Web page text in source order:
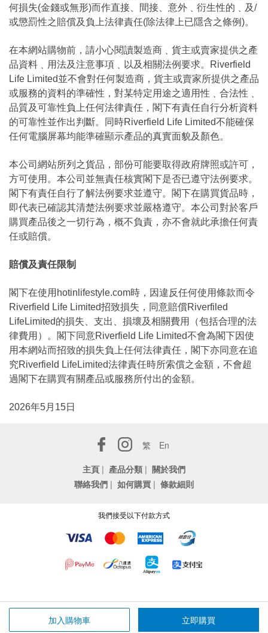
加入購物車 立即購買
何損失(金錢或無形)而作直接、間接、意外﹑衍生性的﹑及/
或懲罰性之賠償及負上法律責任(除法律上已隱含之條例)。
在本網站購物前，請小心閱讀製造商﹑貨主或賣家提供之產
品資料﹑用法及注意事項﹑以及相關法例要求。Riverfield
Life Limited並不會對任何製造商，貨主或賣家所提供之產品
或服務的資料的準確性，對某特定用途之適用性﹑合法性﹑
品質及可靠性負上任何法律責任，閣下有責任自行分析資料
的可靠性並作出判斷。同時Riverfield Life Limited不能確保
任何電腦屏幕均能準確顯示產品的真實面貌及顏色。
本公司網站所列之貨品，部份可能要取得政府牌照或許可，
方可使用。本公司並無責任核實閣下是否已遵守法例要求。
閣下有責任自行了解法例要求並遵守。閣下在購買貨品時，
即代表已確認其清楚法例要求並嚴格遵守。本公司對於客戶
購買產品後之一切行為，概不負責，亦不會就此承擔任何責
任或賠償。
賠償及責任限制
閣下在使用hotinlifestyle.com時，因違反任何使用條款而令
Riverfield Life Limited招致損失，同意賠償Riverfiled
LifeLimited的損失、支出、損壞及相關費用（包括合理的法
律費用）。閣下同意Riverfield Life Limited不會為閣下因使
用本網站而招致的損失負上任何法律責任，閣下亦同意在追
究Riverfield LifeLimited法律責任時所索償之金額，不會超
過閣下在購買有關產品或服務所付出的金額。
2026年5月15日
繁
En
主頁 | 產品分類 | 關於我們
聯絡我們 | 如何購買 | 條款細則
我們接受以下付款方式